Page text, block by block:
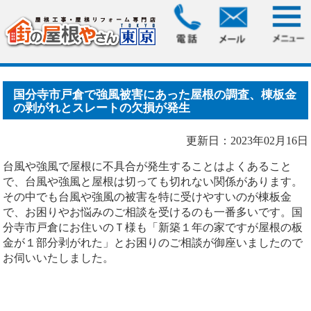
> 国分寺市戸倉で強風被害にあった屋根の調
査、棟板金の剥がれとス.....
国分寺市戸倉で強風被害にあった屋根の調査、棟板金
の剥がれとスレートの欠損が発生
更新日：2023年02月16日
台風や強風で屋根に不具合が発生することはよくあること
で、台風や強風と屋根は切っても切れない関係があります。
その中でも台風や強風の被害を特に受けやすいのが棟板金
で、お困りやお悩みのご相談を受けるのも一番多いです。国
分寺市戸倉にお住いのＴ様も「新築１年の家ですが屋根の板
金が１部分剥がれた」とお困りのご相談が御座いましたので
お伺いいたしました。